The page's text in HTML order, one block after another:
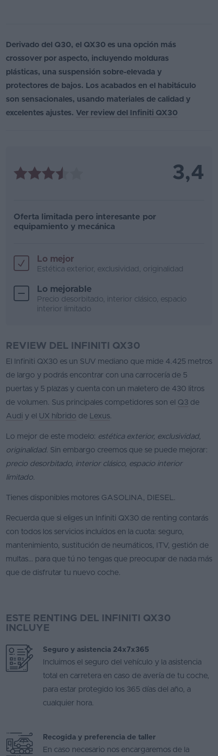
Derivado del Q30, el QX30 es una opción más
crossover por aspecto, incluyendo molduras
plásticas, una suspensión sobre-elevada y
protectores de bajos. Los acabados en el habitáculo
son sensacionales, usando materiales de calidad y
excelentes ajustes. Ver review del Infiniti QX30
3,4
Oferta limitada pero interesante por
equipamiento y mecánica
Lo mejor
Estética exterior, exclusividad, originalidad
Lo mejorable
Precio desorbitado, interior clásico, espacio
interior limitado
REVIEW DEL INFINITI QX30
El Infiniti QX30 es un SUV mediano que mide 4.425 metros
de largo y podrás encontrar con una carrocería de 5
puertas y 5 plazas y cuenta con un maletero de 430 litros
de volumen. Sus principales competidores son el Q3 de
Audi y el UX híbrido de Lexus.
Lo mejor de este modelo: estética exterior, exclusividad,
originalidad. Sin embargo creemos que se puede mejorar:
precio desorbitado, interior clásico, espacio interior
limitado.
Tienes disponibles motores GASOLINA, DIESEL.
Recuerda que si eliges un Infiniti QX30 de renting contarás
con todos los servicios incluídos en la cuota: seguro,
mantenimiento, sustitución de neumáticos, ITV, gestión de
multas… para que tú no tengas que preocupar de nada más
que de disfrutar tu nuevo coche.
ESTE RENTING DEL INFINITI QX30
INCLUYE
Seguro y asistencia 24x7x365
Incluimos el seguro del vehículo y la asistencia
total en carretera en caso de avería de tu coche,
para estar protegido los 365 días del año, a
cualquier hora.
Recogida y preferencia de taller
En caso necesario nos encargaremos de la